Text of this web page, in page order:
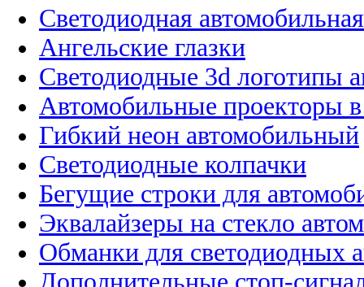
Светодиодная
Ангельские глазки
Светодиодные 3d логотипы
Автомобильные проекторы
Гибкий неон автомобильный
Светодиодные колпачки
Бегущие строки для
Эквалайзеры на стекло
Обманки для светодиодных